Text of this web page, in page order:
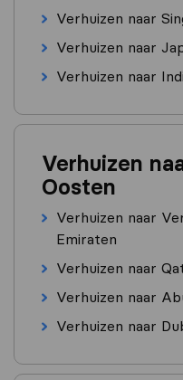
Verhuizen naar
Verhuizen naar
Verhuizen naar
Verhuizen
Oosten
Verhuizen naar
Emiraten
Verhuizen naar
Verhuizen naar
Verhuizen naar